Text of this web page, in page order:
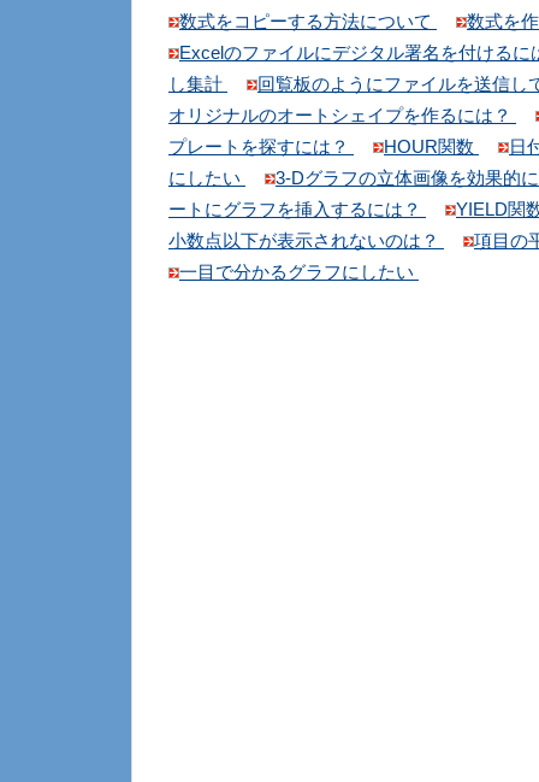
数式をコピーする方法について
数式を
Excelのファイルにデジタル署名を付けるに
し集計
回覧板のようにファイルを送信し
オリジナルのオートシェイプを作るには？
プレートを探すには？
HOUR関数
日
にしたい
3-Dグラフの立体画像を効果的
ートにグラフを挿入するには？
YIELD関
小数点以下が表示されないのは？
項目の
一目で分かるグラフにしたい